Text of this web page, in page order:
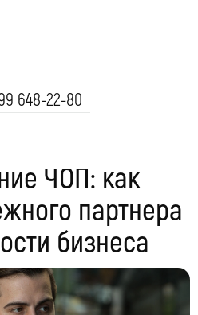
648-22-80
ЧОП: как
партнера
бизнеса